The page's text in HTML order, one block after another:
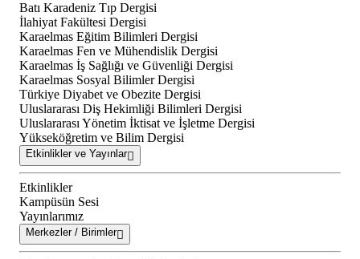
Batı Karadeniz Tıp Dergisi
İlahiyat Fakültesi Dergisi
Karaelmas Eğitim Bilimleri Dergisi
Karaelmas Fen ve Mühendislik Dergisi
Karaelmas İş Sağlığı ve Güvenliği Dergisi
Karaelmas Sosyal Bilimler Dergisi
Türkiye Diyabet ve Obezite Dergisi
Uluslararası Diş Hekimliği Bilimleri Dergisi
Uluslararası Yönetim İktisat ve İşletme Dergisi
Yükseköğretim ve Bilim Dergisi
Etkinlikler ve Yayınlar
Etkinlikler
Kampüsün Sesi
Yayınlarımız
Merkezler / Birimler